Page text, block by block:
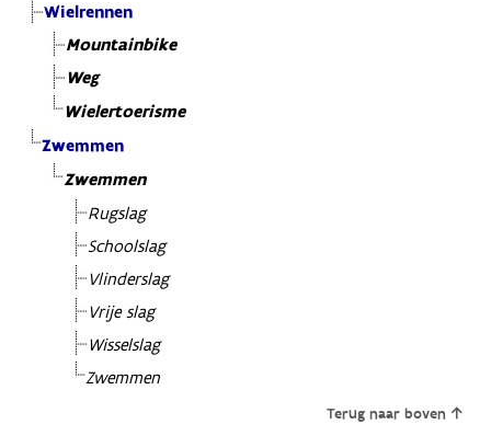
Wielrennen
Mountainbike
Weg
Wielertoerisme
Zwemmen
Zwemmen
Rugslag
Schoolslag
Vlinderslag
Vrije slag
Wisselslag
Zwemmen
Terug naar boven